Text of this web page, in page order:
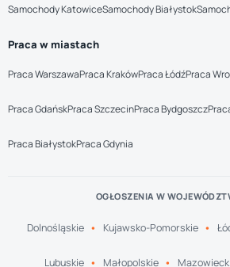
Samochody KatowiceSamochody Białystok
Praca w miastach
Praca WarszawaPraca KrakówPraca ŁódźPraca
Praca GdańskPraca SzczecinPraca Bydgoszcz
Praca BiałystokPraca Gdynia
OGŁOSZENIA W
Dolnośląskie Kujawsko-Pomorskie
Lubuskie Małopolskie